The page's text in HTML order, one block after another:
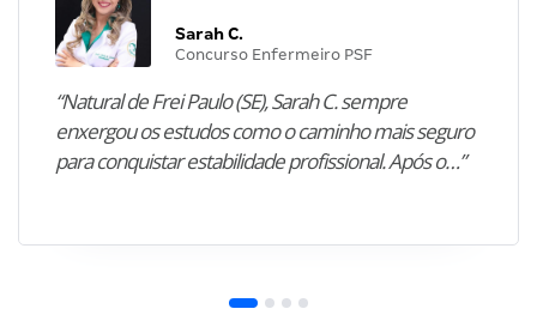
Sarah C.
Concurso Enfermeiro PSF
“Natural de Frei Paulo (SE), Sarah C. sempre
enxergou os estudos como o caminho mais seguro
para conquistar estabilidade profissional. Após o…”